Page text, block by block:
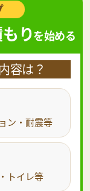
りを始める
容は？
ン・耐震等
トイレ等